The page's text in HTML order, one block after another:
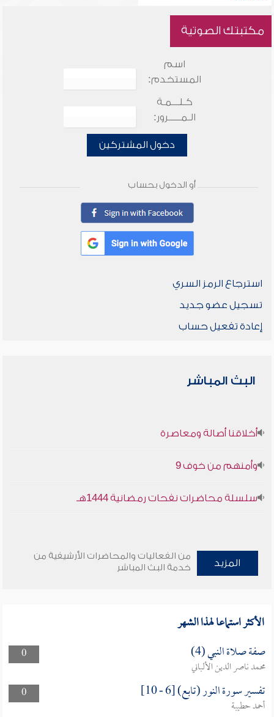
مكتبتك الصوتية
اسم
المستخدم:
كـلـــمـة
الـمـــــرور:
دخول المشتركين
أو الدخول بحساب
استرجاع الرمز السري
تسجيل عضو جديد
إعادة تفعيل حساب
البث المباشر
أخلاقنا أصالة ومعاصرة
وأمنهم من خوف 9
سلسلة محاضرات نفحات رمضانية 1444هـ
المزيد
من الفعاليات والمحاضرات الأرشيفية من
خدمة البث المباشر
الأكثر استماعا لهذا الشهر
0 صفة صلاة النبي (4)
محمد ناصر الدين الألباني
0
تفسير سورة النور (تابع) [6 - 10]
أحمد حطيبة